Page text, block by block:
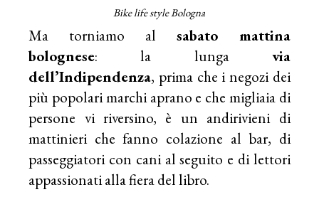
Bike life style Bologna
Ma torniamo al sabato mattina
bolognese: la lunga via
dell’Indipendenza, prima che i negozi dei
più popolari marchi aprano e che migliaia di
persone vi riversino, è un andirivieni di
mattinieri che fanno colazione al bar, di
passeggiatori con cani al seguito e di lettori
appassionati alla fiera del libro.